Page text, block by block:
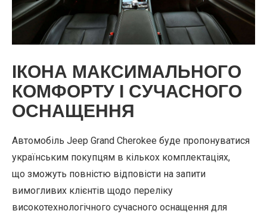
ІКОНА МАКСИМАЛЬНОГО
КОМФОРТУ І СУЧАСНОГО
ОСНАЩЕННЯ
Автомобіль Jeep Grand Cherokee буде пропонуватися
українським покупцям в кількох комплектаціях,
що зможуть повністю відповісти на запити
вимогливих клієнтів щодо переліку
високотехнологічного сучасного оснащення для